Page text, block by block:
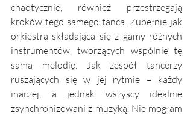
chaotycznie, również przestrzegają
kroków tego samego tańca. Zupełnie jak
orkiestra składająca się z gamy różnych
instrumentów, tworzących wspólnie tę
samą melodię. Jak zespół tancerzy
ruszających się w jej rytmie – każdy
inaczej, a jednak wszyscy idealnie
zsynchronizowani z muzyką. Nie mogłam